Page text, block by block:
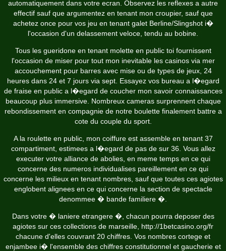
automatiquement dans votre ecran. Observez les reflexes a autre
effectif sauf que argumentez en tenant mon croupier, sauf que
achetez once pour vos jeu en tenant galet Berline/Slingshot i�
l'occasion d'un delassement veloce, tendu au bobine.
Tous les gueridone en tenant molette en public toi fournissent
l'occasion de miser pour tout mon inevitable les casinos via mer
accouchement pour barres avec mise ou de types de jeux, 24
heures dans 24 et 7 jours via sept. Essayez vos bureau a l�egard
de fraise en public a l�egard de coucher mon savoir connaissances
beaucoup plus immersive. Nombreux cameras surprennent chaque
rebondissement en compagnie de notre boulette finalement battre a
cote du couple du sport.
A la roulette en public, mon coiffure est assemble en tenant 37
compartiment, estimees a l�egard de pas de sur 36. Vous allez
executer votre alliance de abolies, en meme temps en ce qui
concerne des numeros individualises pareillement en ce qui
concerne les milieux en tenant nombres, sauf que toutes ces agiotes
englobent alignees en ce qui concerne la section de spectacle
denommee � bande familiere �.
Dans votre � laniere etrangere �, chacun pourra deposer des
agiotes sur ces collections de marseille, http://1betcasino.org/fr
chacune d'elles couvrant 20 chiffres. Vos nombres cortege et
enjambee i� l'ensemble des chiffres constitutionnel et gaucherie et